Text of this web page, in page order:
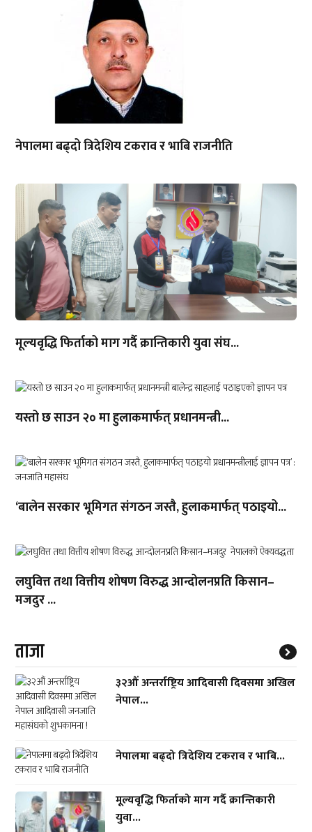
नेपालमा बढ्दो त्रिदेशिय टकराव र भाबि राजनीति
मूल्यवृद्धि फिर्ताको माग गर्दै क्रान्तिकारी युवा संघ...
यस्तो छ साउन २० मा हुलाकमार्फत् प्रधानमन्त्री...
‘बालेन सरकार भूमिगत संगठन जस्तै, हुलाकमार्फत् पठाइयो...
लघुवित्त तथा वित्तीय शोषण विरुद्ध आन्दोलनप्रति किसान–
मजदुर ...
ताजा
३२औं अन्तर्राष्ट्रिय आदिवासी दिवसमा अखिल
नेपाल...
नेपालमा बढ्दो त्रिदेशिय टकराव र भाबि...
मूल्यवृद्धि फिर्ताको माग गर्दै क्रान्तिकारी
युवा...